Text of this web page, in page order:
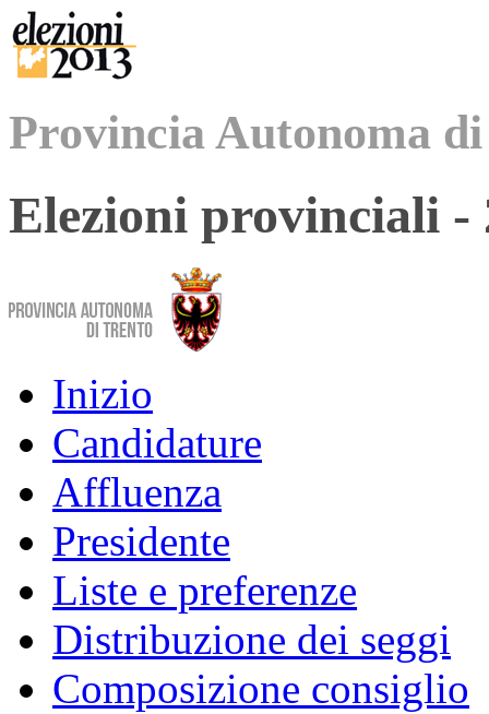
Provincia Autonoma
Elezioni provinciali -
Inizio
Candidature
Affluenza
Presidente
Liste e preferenze
Distribuzione dei seggi
Composizione consiglio